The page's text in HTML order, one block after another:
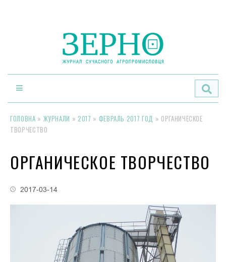
ГОЛОВНА » ЖУРНАЛИ »2017 » ФЕВРАЛЬ 2017 ГОД » ОРГАНИЧЕСКОЕ
ТВОРЧЕСТВО
ОРГАНИЧЕСКОЕ ТВОРЧЕСТВО
2017-03-14